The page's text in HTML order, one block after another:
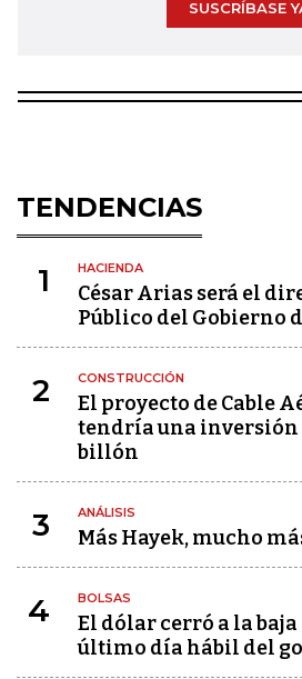
SUSCRÍBASE
TENDENCIAS
1 HACIENDA
César Arias será el
Público del Gobierno
2 CONSTRUCCIÓN
El proyecto de Cable
tendría una inversión
billón
3 ANÁLISIS
Más Hayek, mucho
4 BOLSAS
El dólar cerró a la
último día hábil del